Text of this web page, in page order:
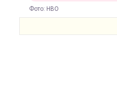
Фото: HBO